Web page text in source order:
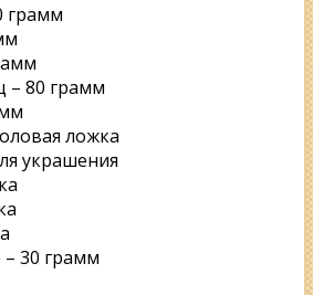
грамм
– 80 грамм
ложка
украшения
30 грамм